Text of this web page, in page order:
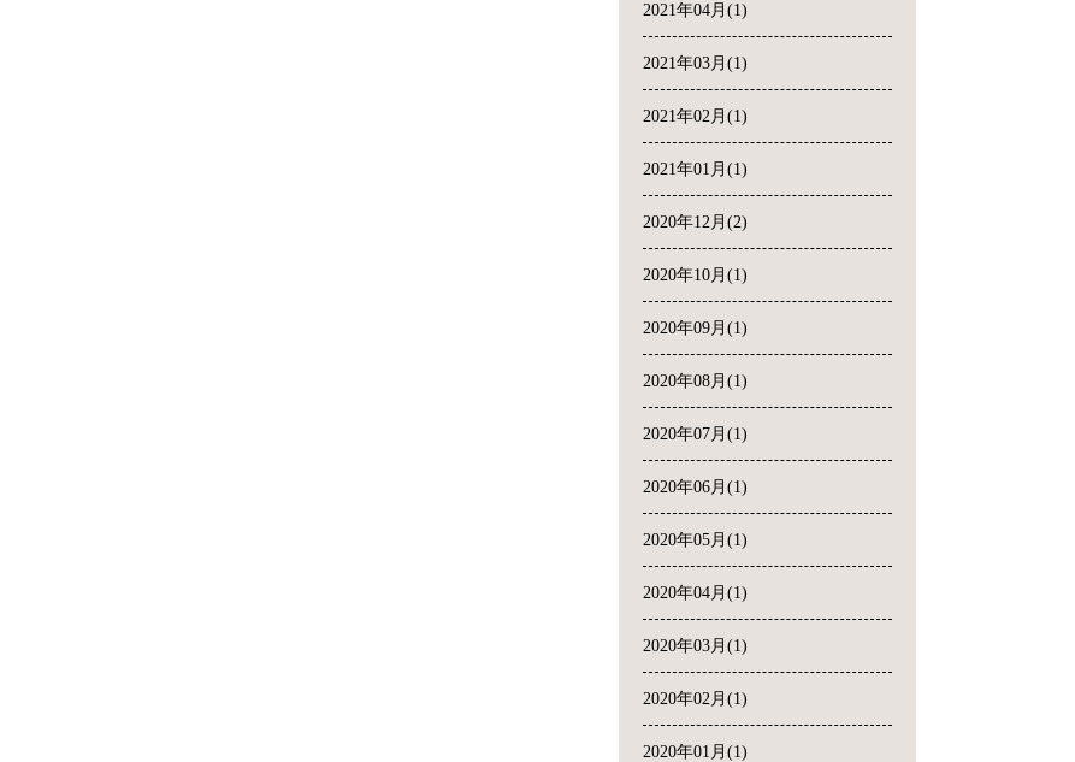
2021年04月(1)
2021年03月(1)
2021年02月(1)
2021年01月(1)
2020年12月(2)
2020年10月(1)
2020年09月(1)
2020年08月(1)
2020年07月(1)
2020年06月(1)
2020年05月(1)
2020年04月(1)
2020年03月(1)
2020年02月(1)
2020年01月(1)